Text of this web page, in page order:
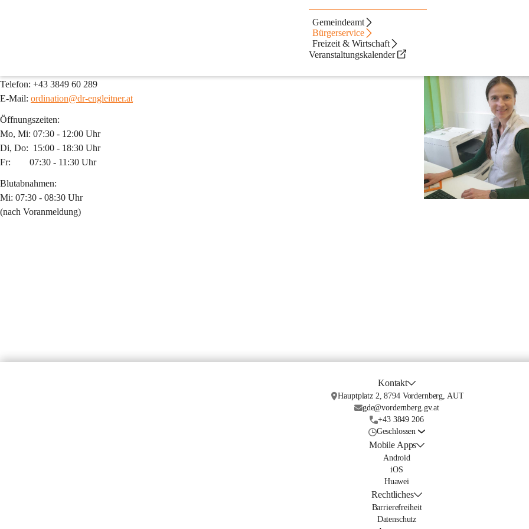
Gemeindeamt
Bürgerservice
Freizeit & Wirtschaft
Veranstaltungskalender
Telefon: +43 3849 60 289
E-Mail: ordination@dr-engleitner.at
Öffnungszeiten:
Mo, Mi: 07:30 - 12:00 Uhr
Di, Do:  15:00 - 18:30 Uhr
Fr:        07:30 - 11:30 Uhr
Blutabnahmen:
Mi: 07:30 - 08:30 Uhr
(nach Voranmeldung)
Kontakt
Hauptplatz 2, 8794 Vordernberg, AUT
gde@vordernberg.gv.at
+43 3849 206
Geschlossen
Mobile Apps
Android
iOS
Huawei
Rechtliches
Barrierefreiheit
Datenschutz